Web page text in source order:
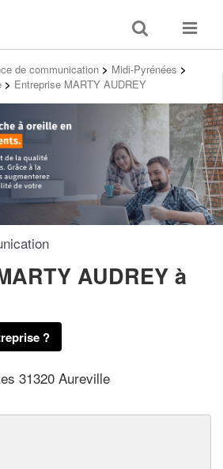
Toggle
search
Toggle
de communication > Midi-Pyrénées >
> Entreprise MARTY AUDREY
AUDREY à
?
31320 Aureville